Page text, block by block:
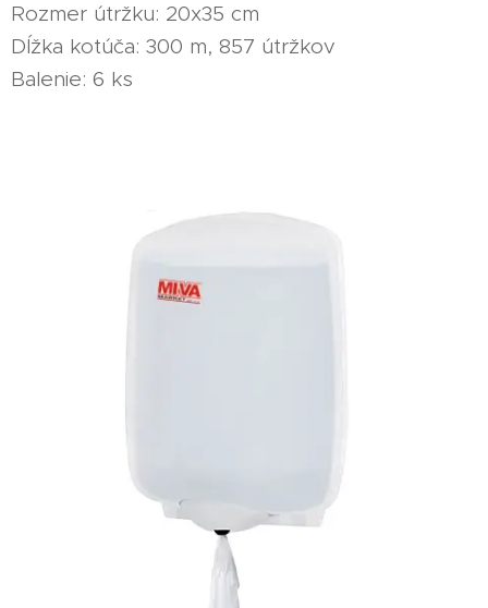
Rozmer útržku: 20x35 cm
Dĺžka kotúča: 300 m, 857 útržkov
Balenie: 6 ks